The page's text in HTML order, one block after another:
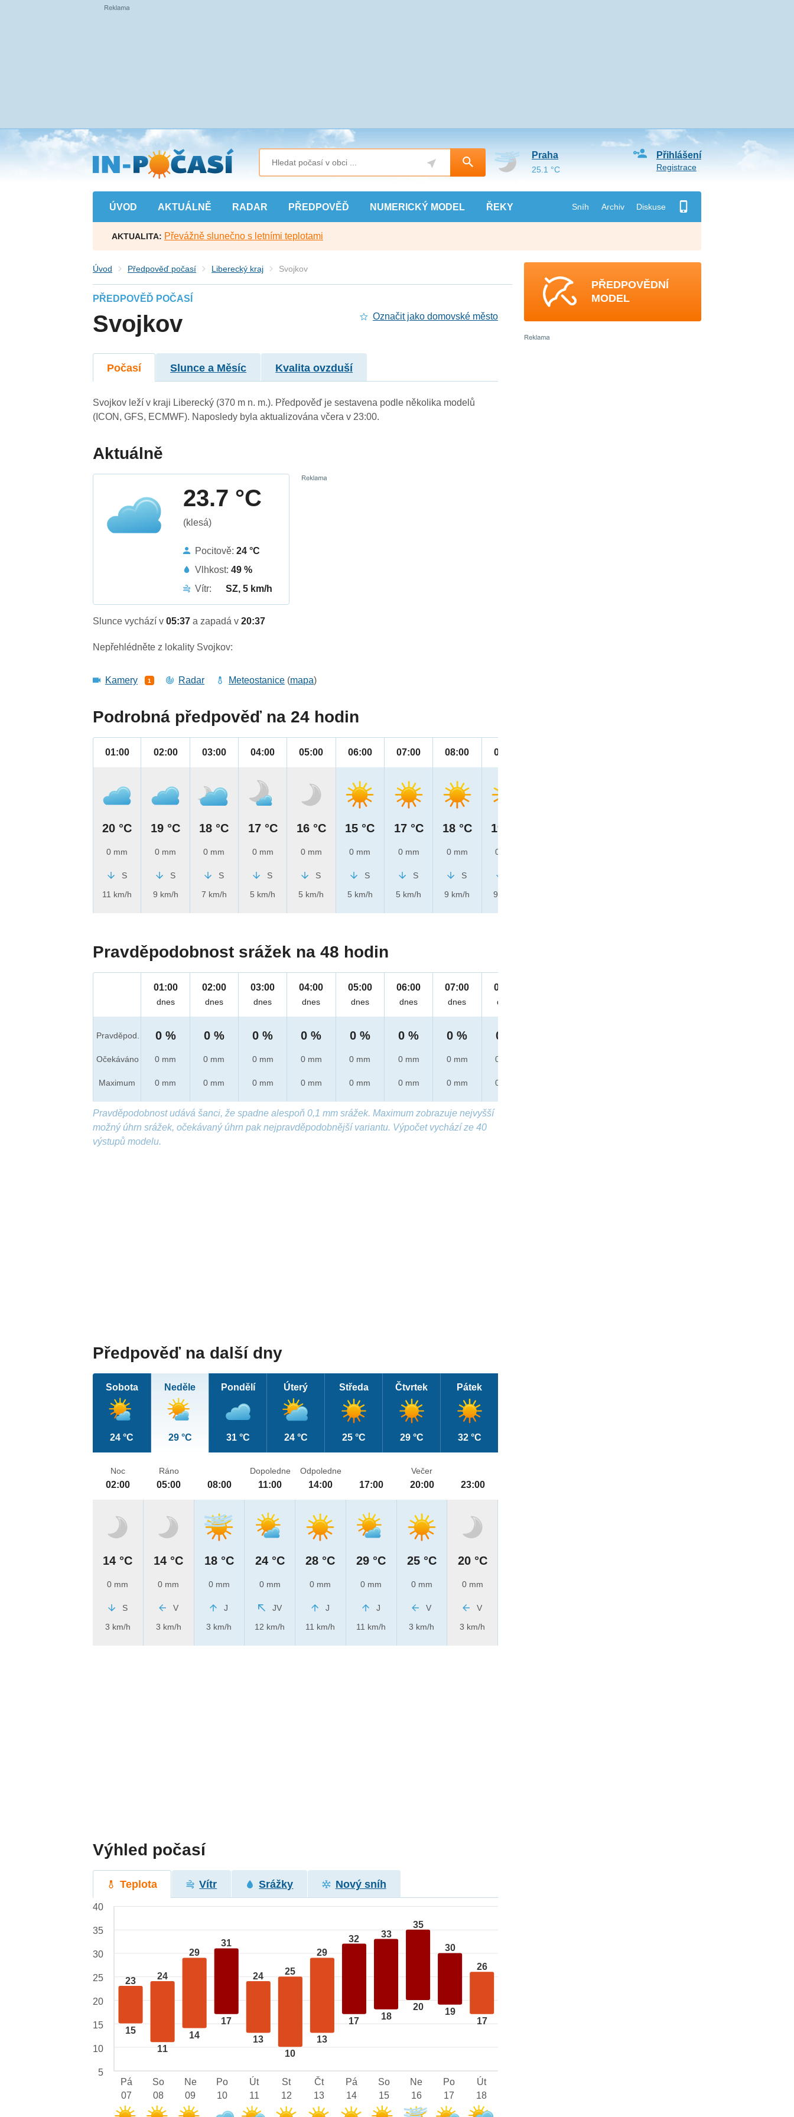
Přejít
na
hlavní
obsah
ÚVOD AKTUÁLNĚ RADAR PŘEDPOVĚĎ NUMERICKÝ MODEL ŘEKY Sníh Archiv Diskuse
Přihlášení
Registrace
Praha
25.1 °C
AKTUALITA: Převážně slunečno s letními teplotami
Úvod Předpověď počasí Liberecký kraj Svojkov
PŘEDPOVĚĎ POČASÍ
Svojkov Označit jako domovské město
Počasí Slunce a Měsíc Kvalita ovzduší
Svojkov leží v kraji Liberecký (370 m n. m.). Předpověď je sestavena podle několika modelů
(ICON, GFS, ECMWF). Naposledy byla aktualizována včera v 23:00.
Aktuálně
23.7 °C
(klesá)
Pocitově:24 °C
Vlhkost:49 %
Vítr:
SZ, 5 km/h
Slunce vychází v05:37a zapadá v20:37
Nepřehlédněte z lokality Svojkov:
Kamery 1 Radar Meteostanice (mapa)
Podrobná předpověď na 24 hodin
01:00
20 °C
0 mm
S
11 km/h
02:00
19 °C
0 mm
S
9 km/h
03:00
18 °C
0 mm
S
7 km/h
04:00
17 °C
0 mm
S
5 km/h
05:00
16 °C
0 mm
S
5 km/h
06:00
15 °C
0 mm
S
5 km/h
07:00
17 °C
0 mm
S
5 km/h
08:00
18 °C
0 mm
S
9 km/h
09:00
19 °C
0 mm
9 km/h
Pravděpodobnost srážek na 48 hodin
Pravděpod.
Očekáváno
Maximum
01:00
dnes
0 %
0 mm
0 mm
02:00
dnes
0 %
0 mm
0 mm
03:00
dnes
0 %
0 mm
0 mm
04:00
dnes
0 %
0 mm
0 mm
05:00
dnes
0 %
0 mm
0 mm
06:00
dnes
0 %
0 mm
0 mm
07:00
dnes
0 %
0 mm
0 mm
08:00
dnes
0 %
0 mm
0 mm
Pravděpodobnost udává šanci, že spadne alespoň 0,1 mm srážek. Maximum zobrazuje nejvyšší
možný úhrn srážek, očekávaný úhrn pak nejpravděpodobnější variantu. Výpočet vychází ze 40
výstupů modelu.
Předpověď na další dny
Sobota
24 °C
Neděle
29 °C
Pondělí
31 °C
Úterý
24 °C
Středa
25 °C
Čtvrtek
29 °C
Pátek
32 °C
Noc
02:00
14 °C
0 mm
S
3 km/h
Ráno
05:00
14 °C
0 mm
V
3 km/h
08:00
18 °C
0 mm
J
3 km/h
Dopoledne
11:00
24 °C
0 mm
JV
12 km/h
Odpoledne
14:00
28 °C
0 mm
J
11 km/h
17:00
29 °C
0 mm
J
11 km/h
Večer
20:00
25 °C
0 mm
V
3 km/h
23:00
20 °C
0 mm
V
3 km/h
Výhled počasí
Teplota Vítr Srážky Nový sníh
23
15
24
11
29
14
31
17
24
13
25
10
29
13
32
17
33
18
35
20
30
19
26
17
40
35
30
25
20
15
10
5
Pá
07
So
08
Ne
09
Po
10
Út
11
St
12
Čt
13
Pá
14
So
15
Ne
16
Po
17
Út
18
PŘEDPOVĚDNÍ
MODEL